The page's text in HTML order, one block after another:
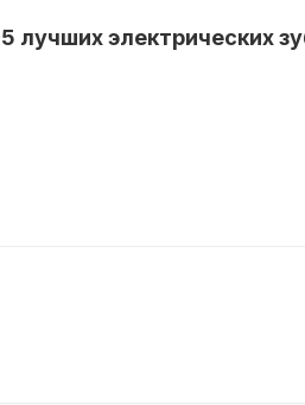
лучших электрических